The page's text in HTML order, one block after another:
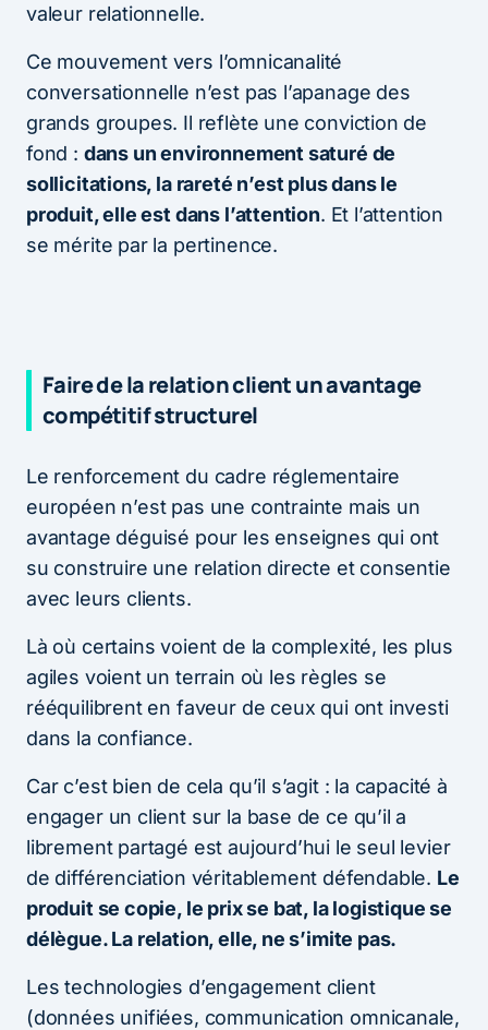
valeur relationnelle.
Ce mouvement vers l’omnicanalité
conversationnelle n’est pas l’apanage des
grands groupes. Il reflète une conviction de
fond : dans un environnement saturé de
sollicitations, la rareté n’est plus dans le
produit, elle est dans l’attention. Et l’attention
se mérite par la pertinence.
Faire de la relation client un avantage
compétitif structurel
Le renforcement du cadre réglementaire
européen n’est pas une contrainte mais un
avantage déguisé pour les enseignes qui ont
su construire une relation directe et consentie
avec leurs clients.
Là où certains voient de la complexité, les plus
agiles voient un terrain où les règles se
rééquilibrent en faveur de ceux qui ont investi
dans la confiance.
Car c’est bien de cela qu’il s’agit : la capacité à
engager un client sur la base de ce qu’il a
librement partagé est aujourd’hui le seul levier
de différenciation véritablement défendable. Le
produit se copie, le prix se bat, la logistique se
délègue. La relation, elle, ne s’imite pas.
Les technologies d’engagement client
(données unifiées, communication omnicanale,